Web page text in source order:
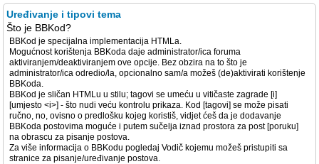
Uređivanje i tipovi tema
Što je BBKod?
BBKod je specijalna implementacija HTMLa.
Mogućnost korištenja BBKoda daje administrator/ica foruma
aktiviranjem/deaktiviranjem ove opcije. Bez obzira na to što je
administrator/ica odredio/la, opcionalno sam/a možeš (de)aktivirati korištenje
BBKoda.
BBKod je sličan HTMLu u stilu; tagovi se umeću u vitičaste zagrade [i]
[umjesto <i>] - što nudi veću kontrolu prikaza. Kod [tagovi] se može pisati
ručno, no, ovisno o predlošku kojeg koristiš, vidjet ćeš da je dodavanje
BBKoda postovima moguće i putem sučelja iznad prostora za post [poruku]
na obrascu za pisanje postova.
Za više informacija o BBKodu pogledaj Vodič kojemu možeš pristupiti sa
stranice za pisanje/uređivanje postova.